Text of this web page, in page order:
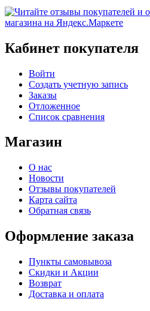
Кабинет покупателя
Войти
Создать учетную запись
Заказы
Отложенное
Список сравнения
Магазин
О нас
Новости
Отзывы покупателей
Карта сайта
Обратная связь
Оформление заказа
Пункты самовывоза
Скидки и Акции
Возврат
Доставка и оплата